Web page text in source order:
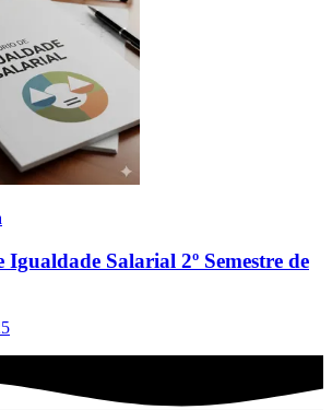
Igualdade Salarial 2º Semestre de